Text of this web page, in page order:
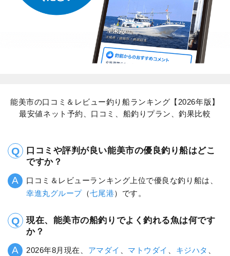
能美市の口コミ＆レビュー釣り船ランキング【2026年版】
最安値ネット予約、口コミ、船釣りプラン、釣果比較
口コミや評判が良い能美市の優良釣り船はどこ
ですか？
口コミ＆レビューランキング上位で優良な釣り船は、
幸進丸グループ（七尾港）です。
現在、能美市の船釣りでよく釣れる魚は何です
か？
2026年8月現在、 アマダイ マトウダイ キジハタ